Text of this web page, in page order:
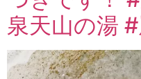
泉天山の湯